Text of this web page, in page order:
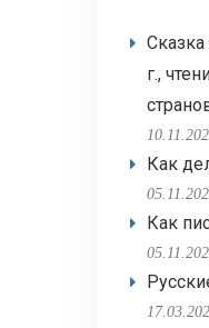
г.,
Как
Как